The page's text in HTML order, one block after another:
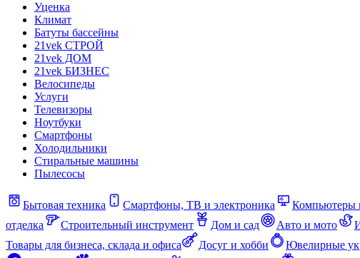
Уценка
Климат
Батуты бассейны
21vek СТРОЙ
21vek ДОМ
21vek БИЗНЕС
Велосипеды
Услуги
Телевизоры
Ноутбуки
Смартфоны
Холодильники
Стиральные машины
Пылесосы
Бытовая техника Смартфоны, ТВ и электроника Компьютеры
отделка
Строительный инструмент Дом и сад Авто и мото
Товары для бизнеса, склада и офиса
Досуг и хобби Ювелирные